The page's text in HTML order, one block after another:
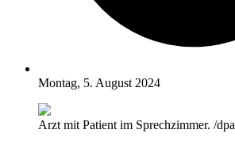
Montag, 5. August 2024
Arzt mit Patient im Sprechzimmer. /dpa